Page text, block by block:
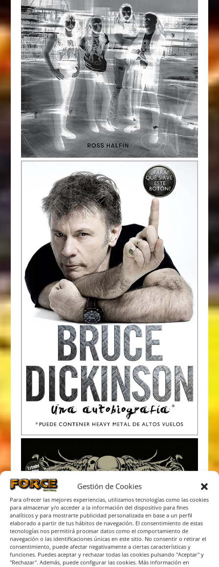
Gestión de Cookies
Para ofrecer las mejores experiencias, utilizamos tecnologías como las cookies
para almacenar y/o acceder a la información del dispositivo para fines
analíticos y para mostrarte publicidad personalizada en base a un perfil
elaborado a partir de tus hábitos de navegación. El consentimiento de estas
tecnologías nos permitirá procesar datos como el comportamiento de
navegación o las identificaciones únicas en este sitio. No consentir o retirar el
consentimiento, puede afectar negativamente a ciertas características y
funciones. Puedes aceptar y rechazar todas las cookies pulsando "Aceptar" y
"Rechazar". Además, puede configurar las cookies. Más información en